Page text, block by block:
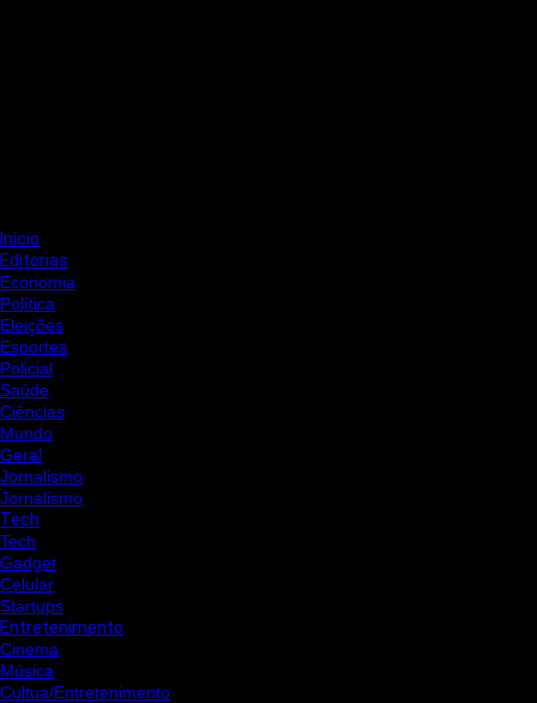
Início
Editorias
Economia
Política
Eleições
Esportes
Policial
Saúde
Ciências
Mundo
Geral
Jornalismo
Jornalismo
Tech
Tech
Gadget
Celular
Startups
Entretenimento
Cinema
Música
Cultua/Entretenimento